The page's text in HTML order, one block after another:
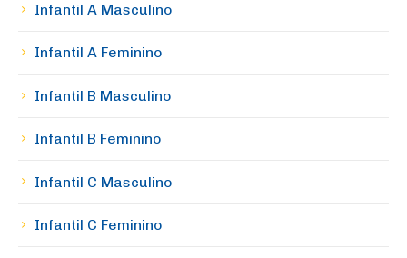
Infantil A Masculino
Infantil A Feminino
Infantil B Masculino
Infantil B Feminino
Infantil C Masculino
Infantil C Feminino